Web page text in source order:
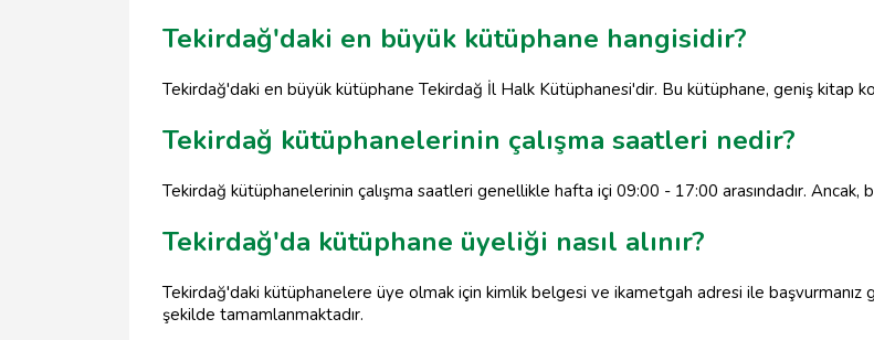
Tekirdağ'daki en büyük kütüphane hangisidir?
Tekirdağ'daki en büyük kütüphane Tekirdağ İl Halk Kütüphanesi'dir. Bu kütüphane, geniş kitap
Tekirdağ kütüphanelerinin çalışma saatleri nedir?
Tekirdağ kütüphanelerinin çalışma saatleri genellikle hafta içi 09:00 - 17:00 arasındadır.
Tekirdağ'da kütüphane üyeliği nasıl alınır?
Tekirdağ'daki kütüphanelere üye olmak için kimlik belgesi ve ikametgah adresi ile
şekilde tamamlanmaktadır.